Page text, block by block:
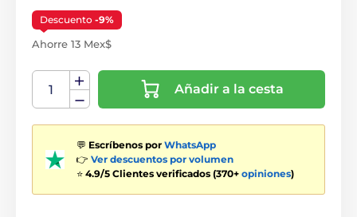
Descuento -9%
Ahorre 13 Mex$
Añadir a la cesta
💬 Escríbenos por WhatsApp
👉 Ver descuentos por volumen
⭐ 4.9/5 Clientes verificados (370+ opiniones)